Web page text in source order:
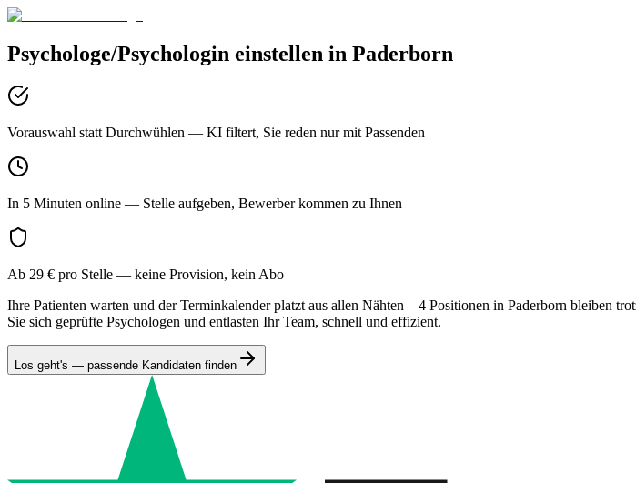
Psychologe/Psychologin einstellen in Paderborn
Vorauswahl statt Durchwühlen — KI filtert, Sie reden nur mit Passenden
In 5 Minuten online — Stelle aufgeben, Bewerber kommen zu Ihnen
Ab 29 € pro Stelle — keine Provision, kein Abo
Ihre Patienten warten und der Terminkalender platzt aus allen Nähten—4 Positionen in Paderborn bleiben
Sie sich geprüfte Psychologen und entlasten Ihr Team, schnell und effizient.
Los geht's — passende Kandidaten finden